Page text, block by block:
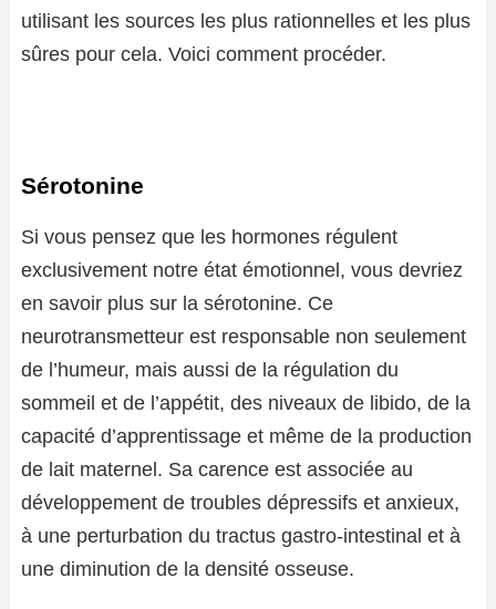
utilisant les sources les plus rationnelles et les plus
sûres pour cela. Voici comment procéder.
Sérotonine
Si vous pensez que les hormones régulent
exclusivement notre état émotionnel, vous devriez
en savoir plus sur la sérotonine. Ce
neurotransmetteur est responsable non seulement
de l’humeur, mais aussi de la régulation du
sommeil et de l’appétit, des niveaux de libido, de la
capacité d’apprentissage et même de la production
de lait maternel. Sa carence est associée au
développement de troubles dépressifs et anxieux,
à une perturbation du tractus gastro-intestinal et à
une diminution de la densité osseuse.